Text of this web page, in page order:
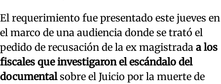
El requerimiento fue presentado este jueves en
el marco de una audiencia donde se trató el
pedido de recusación de la ex magistrada a los
fiscales que investigaron el escándalo del
documentalsobre el Juicio por la muerte de